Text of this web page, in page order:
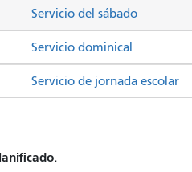
Servicio del sábado
Servicio dominical
Servicio de jornada escolar